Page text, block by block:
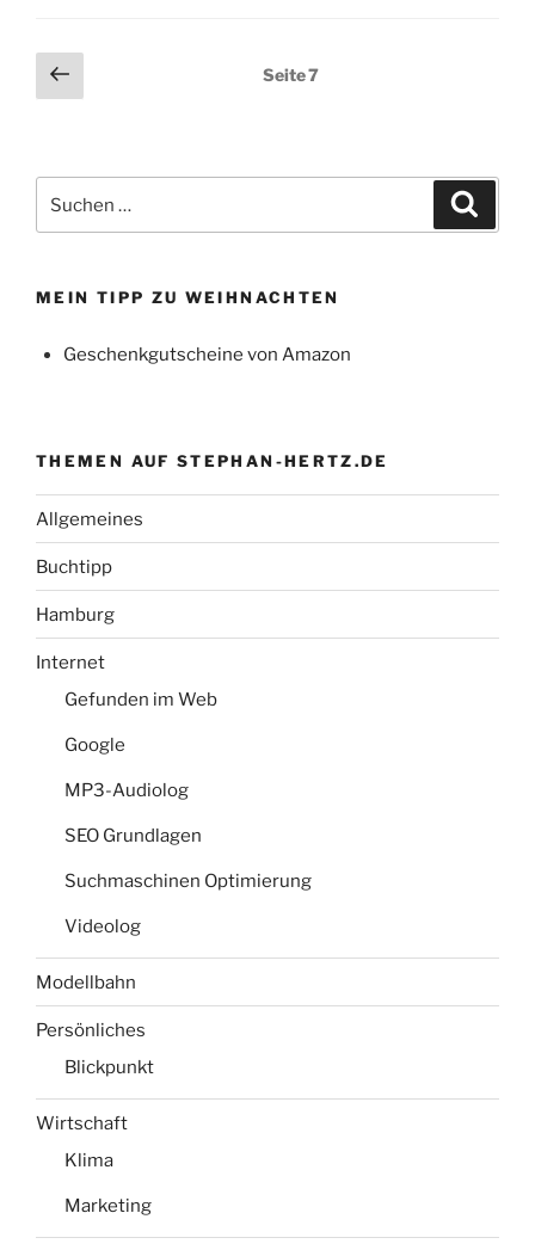
Seitennummerierung
der
Vorherige
Seite
Seite7
nach:
MEIN TIPP ZU WEIHNACHTEN
Geschenkgutscheine von Amazon
THEMEN AUF STEPHAN-HERTZ.DE
Allgemeines
Buchtipp
Hamburg
Internet
Gefunden im Web
Google
MP3-Audiolog
SEO Grundlagen
Suchmaschinen Optimierung
Videolog
Modellbahn
Persönliches
Blickpunkt
Wirtschaft
Klima
Marketing